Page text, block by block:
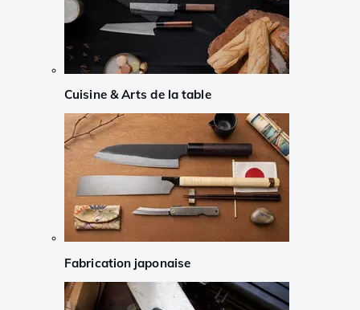
Cuisine & Arts de la table
Fabrication japonaise